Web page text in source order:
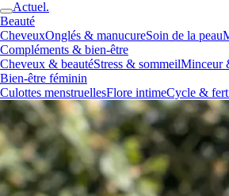
Actuel.
Beauté
CheveuxOnglés & manucureSoin de la peau
Compléments & bien-être
Cheveux & beautéStress & sommeilMinceur
Bien-être féminin
Culottes menstruellesFlore intimeCycle &